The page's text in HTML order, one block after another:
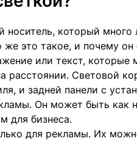
который много
это такое, и почему он
или текст, которые
расстоянии. Световой
и задней панели с
Он может быть как
для бизнеса.
для рекламы. Их